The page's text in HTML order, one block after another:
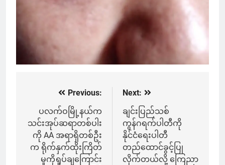
navigation
Previous:
ပလက်ဝမြို့နယ်က
သင်းအုပ်ဆရာတစ်ပါး
ကို AA အရာရှိတစ်ဦး
က ရိုက်နှက်ထိုးကြိတ်
မှုကိုရှုပ်ချကြောင်း
Next:
ချင်းပြည်သစ်
ကွန်ဂရက်ပါတီကို
နိုင်ငံရေးပါတီ
တည်ထောင်ခွင့်ပြု
လိုက်တယ်လို့ ကြေညာ